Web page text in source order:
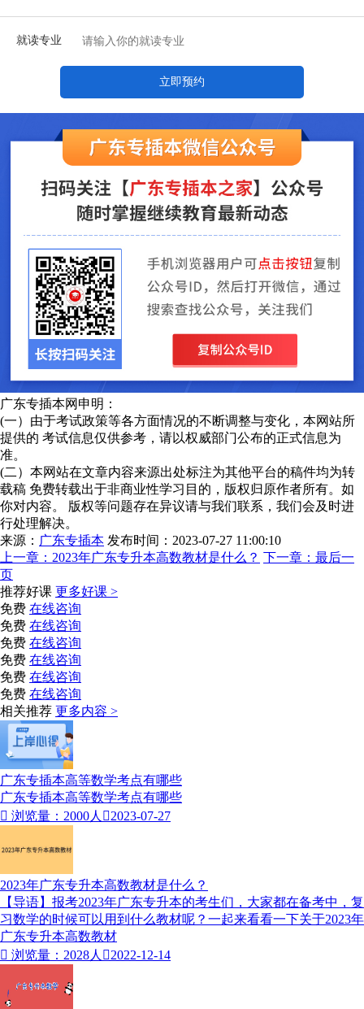
就读专业
立即预约
广东专插本网申明：
(一）由于考试政策等各方面情况的不断调整与变化，本网站所
提供的 考试信息仅供参考，请以权威部门公布的正式信息为
准。
(二）本网站在文章内容来源出处标注为其他平台的稿件均为转
载稿 免费转载出于非商业性学习目的，版权归原作者所有。如
你对内容。 版权等问题存在异议请与我们联系，我们会及时进
行处理解决。
来源： 广东专插本 发布时间：2023-07-27 11:00:10
上一章： 2023年广东专升本高数教材是什么？ 下一章： 最后一
页
推荐好课 更多好课 >
免费 在线咨询
免费 在线咨询
免费 在线咨询
免费 在线咨询
免费 在线咨询
免费 在线咨询
相关推荐 更多内容 >
广东专插本高等数学考点有哪些
广东专插本高等数学考点有哪些
 浏览量：2000人 2023-07-27
2023年广东专升本高数教材是什么？
【导语】报考2023年广东专升本的考生们，大家都在备考中，复
习数学的时候可以用到什么教材呢？一起来看看一下关于2023年
广东专升本高数教材
 浏览量：2028人 2022-12-14